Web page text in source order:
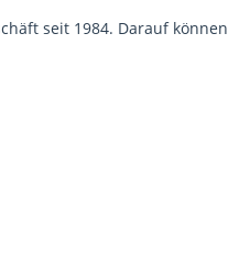
seit 1984. Darauf können